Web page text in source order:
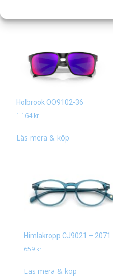
Holbrook OO9102-36
1 164kr
Läs mera & köp
Himlakropp CJ9021 – 2071
659 kr
Läs mera & köp